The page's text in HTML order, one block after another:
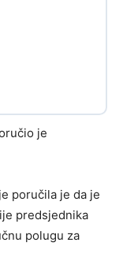
je
poručila je da je
predsjednika
polugu za